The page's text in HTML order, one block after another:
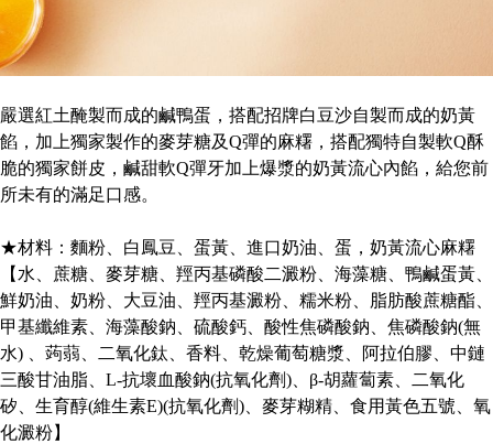
嚴選紅土醃製而成的鹹鴨蛋，搭配招牌白豆沙自製而成的奶黃
餡，加上獨家製作的麥芽糖及Q彈的麻糬，搭配獨特自製軟Q酥
脆的獨家餅皮，鹹甜軟Q彈牙加上爆漿的奶黃流心內餡，給您前
所未有的滿足口感。
★材料：麵粉、白鳳豆、蛋黃、進口奶油、蛋，奶黃流心麻糬
【水、蔗糖、麥芽糖、羥丙基磷酸二澱粉、海藻糖、鴨鹹蛋黃、
鮮奶油、奶粉、大豆油、羥丙基澱粉、糯米粉、脂肪酸蔗糖酯、
甲基纖維素、海藻酸鈉、硫酸鈣、酸性焦磷酸鈉、焦磷酸鈉(無
水) 、蒟蒻、二氧化鈦、香料、乾燥葡萄糖漿、阿拉伯膠、中鏈
三酸甘油脂、L-抗壞血酸鈉(抗氧化劑)、β-胡蘿蔔素、二氧化
矽、生育醇(維生素E)(抗氧化劑)、麥芽糊精、食用黃色五號、氧
化澱粉】